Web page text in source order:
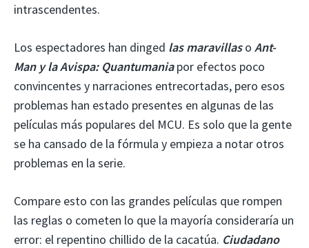
intrascendentes.
Los espectadores han dinged las maravillaso Ant-
Man y la Avispa: Quantumaniapor efectos poco
convincentes y narraciones entrecortadas, pero esos
problemas han estado presentes en algunas de las
películas más populares del MCU. Es solo que la gente
se ha cansado de la fórmula y empieza a notar otros
problemas en la serie.
Compare esto con las grandes películas que rompen
las reglas o cometen lo que la mayoría consideraría un
error: el repentino chillido de la cacatúa. Ciudadano